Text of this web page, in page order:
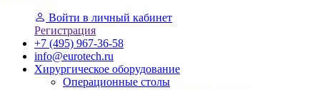
Войти в личный кабинет
Регистрация
+7 (495) 967-36-58
info@eurotech.ru
Хирургическое оборудование
Операционные столы